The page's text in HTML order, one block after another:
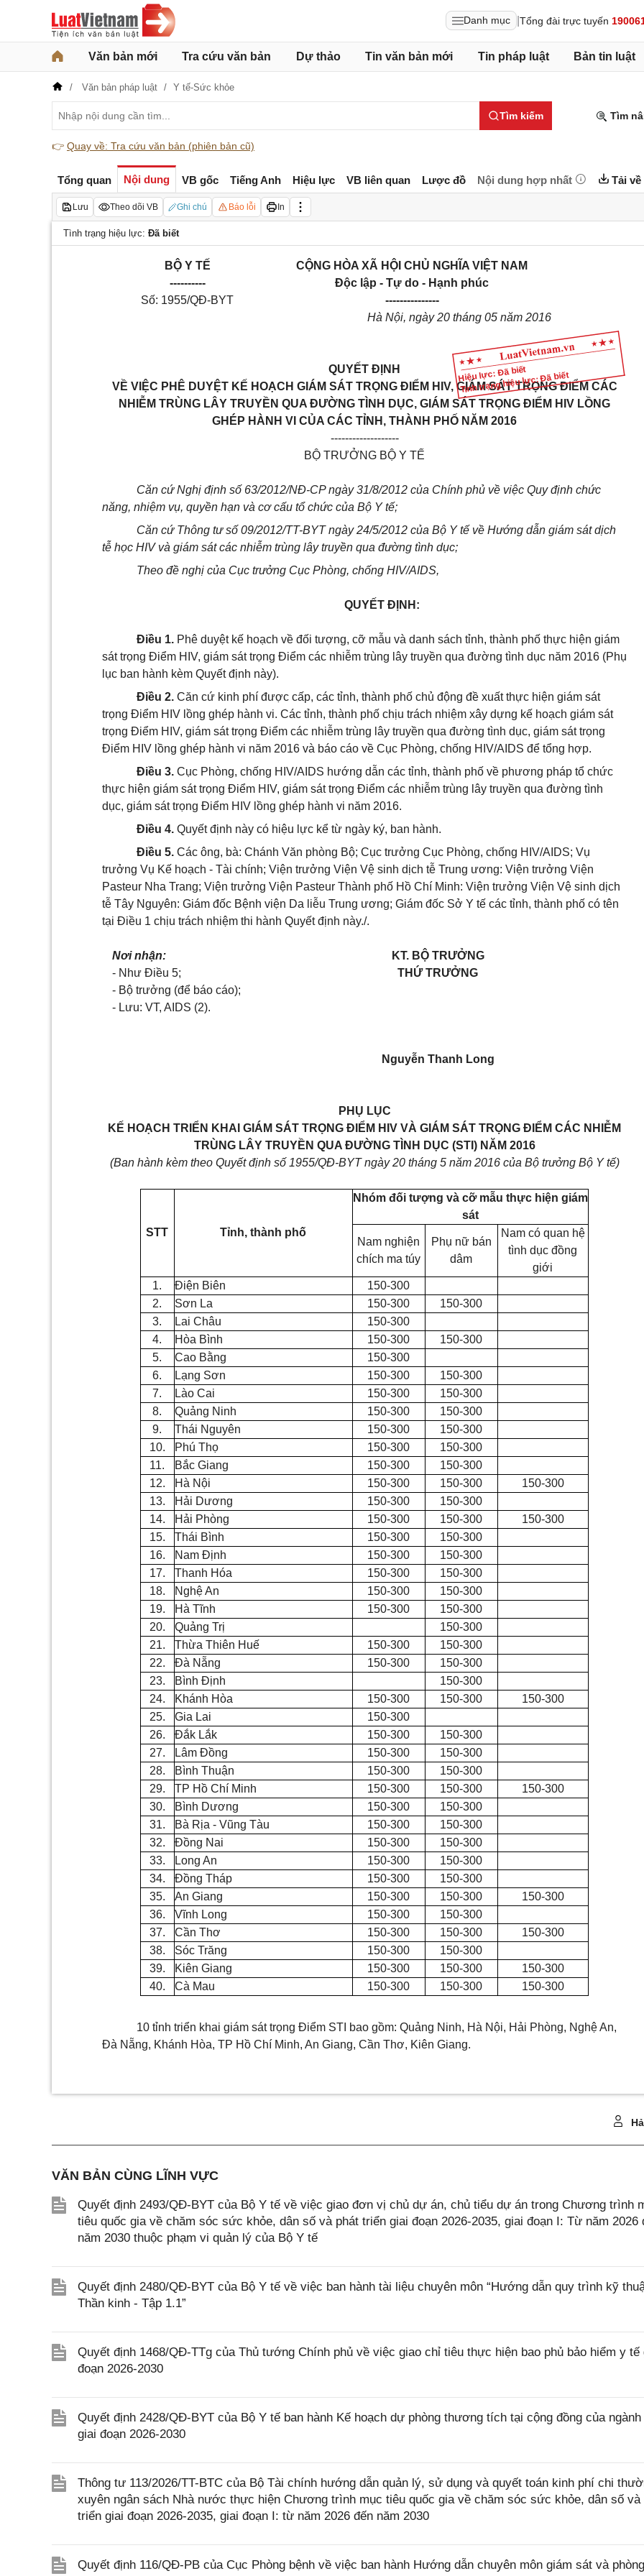
Danh mục Tổng đài trực tuyến
Văn bản mới Tra cứu văn bản Dự thảo Tin văn bản mới Tin pháp luật Bản tin luật
Văn bản pháp luật Y tế-Sức khỏe
Tìm kiếm Tìm
👉 Quay về: Tra cứu văn bản (phiên bản cũ)
Tổng quan Nội dung VB gốc Tiếng Anh Hiệu lực VB liên quan Lược đồ Nội dung hợp nhất Tải về
Lưu Theo dõi VB Ghi chú Báo lỗi In
Tình trạng hiệu lực: Đã biết
Hiệu lực: Đã biết
Tình trạng hiệu lực: Đã biết
BỘ Y TẾ
----------
Số: 1955/QĐ-BYT
CỘNG HÒA XÃ HỘI CHỦ NGHĨA VIỆT NAM
Độc lập - Tự do - Hạnh phúc
---------------
Hà Nội, ngày20 tháng 05 năm 2016
QUYẾT ĐỊNH
VỀ VIỆC PHÊ DUYỆT KẾ HOẠCH GIÁM SÁT TRỌNG ĐIỂM HIV, GIÁM SÁT TRỌNG ĐIỂM CÁC
NHIỄM TRÙNG LÂY TRUYỀN QUA ĐƯỜNG TÌNH DỤC, GIÁM SÁT TRỌNG ĐIỂM HIV LỒNG
GHÉP HÀNH VI CỦA CÁC TỈNH, THÀNH PHỐ NĂM 2016
-------------------
BỘ TRƯỞNG BỘ Y TẾ
Căn cứ Nghị định số 63/2012/NĐ-CP ngày 31/8/2012 của Chính phủ về việc Quy định chức
năng, nhiệm vụ, quyền hạn và cơ cấu tổ chức của Bộ Y tế;
Căn cứ Thông tư số 09/2012/TT-BYT ngày 24/5/2012 của Bộ Y tế về Hướng dẫn giám sát dịch
tễ học HIV và giám sát các nhiễm trùng lây truyền qua đường tình dục;
Theo đề nghị của Cục trưởng Cục Phòng, chống HIV/AIDS,
QUYẾT ĐỊNH:
Điều 1. Phê duyệt kế hoạch về đối tượng, cỡ mẫu và danh sách tỉnh, thành phố thực hiện giám
sát trọng Điểm HIV, giám sát trọng Điểm các nhiễm trùng lây truyền qua đường tình dục năm 2016 (Phụ
lục ban hành kèm Quyết định này).
Điều 2. Căn cứ kinh phí được cấp, các tỉnh, thành phố chủ động đề xuất thực hiện giám sát
trọng Điểm HIV lồng ghép hành vi. Các tỉnh, thành phố chịu trách nhiệm xây dựng kế hoạch giám sát
trọng Điểm HIV, giám sát trọng Điểm các nhiễm trùng l ây truyền qua đường tình dục, giám sát trọng
Điểm HIV lồng ghép hành vi năm 2016 và báo cáo về Cục Phòng, chống HIV/AIDS để tổng hợp.
Điều 3. Cục Phòng, chống HIV/AIDS hướng dẫn các tỉnh, thành phố về phương pháp tổ chức
thực hiện giám sáttrọng Điểm HIV, giám sáttrọng Điểm các nhiễm trùng lây truyền qua đường tình
dục, giám sát trọng Điểm HIV lồng ghép hành vi năm 2016.
Điều 4. Quyết định này có hiệu lực kể từ ngày ký, ban hành.
Điều 5. Các ông, bà: Chánh Văn phòng Bộ; Cục trưởng Cục Phòng, chống HIV/AIDS; Vụ
trưởng Vụ Kế hoạch - Tài chính; Viện trưởng Viện Vệ sinh dịch tễ Trung ương: Viện trưởng Viện
Pasteur Nha Trang; Viện trưởng Viện Pasteur Thành phố Hồ Chí Minh: Viện trưởng Viện Vệ sinh dịch
tễ Tây Nguyên: Giám đốc Bệnh viện Da liễu Trung ương; Giám đốc Sở Y tế các tỉnh, thành phố có tên
tại Điều 1 chịu trách nhiệm thi hành Quyết định này./.
Nơi nhận:
- Như Điều 5;
- Bộ trưởng (để báo cáo);
- Lưu: VT, AIDS (2).
KT. BỘ TRƯỞNG
THỨ TRƯỞNG
Nguyễn Thanh Long
PHỤ LỤC
KẾ HOẠCH TRIỂN KHAI GIÁM SÁT TRỌNG ĐIỂM HIV VÀ GIÁM SÁT TRỌNG ĐIỂM CÁC NHIỄM
TRÙNG LÂY TRUYỀN QUA ĐƯỜNG TÌNH DỤC (STI) NĂM 2016
(Ban hành kèm theo Quyết định số 1955/QĐ-BYT ngày 20 tháng5 năm 2016 của Bộ trưởng Bộ Ytế)
STT Tỉnh, thành phố
Nhóm đối tượng và cỡ mẫu thực hiện giám
sát
Nam nghiện
chích ma túy
Phụ nữ bán
dâm
Nam có quan hệ
tình dục đồng
giới
1.
Điện Biên
150-300
2.
Sơn La 150-300
150-300
3.
Lai Châu
150-300
4.
Hòa Bình 150-300
150-300
5.
Cao Bằng
150-300
6.
Lạng Sơn 150-300
150-300
7.
Lào Cai 150-300
150-300
8.
Quảng Ninh 150-300
150-300
9.
Thái Nguyên 150-300
150-300
10.
Phú Thọ 150-300
150-300
11.
Bắc Giang 150-300
150-300
12.
Hà Nội 150-300 150-300
150-300
13.
Hải Dương 150-300
150-300
14.
Hải Phòng 150-300 150-300
150-300
15.
Thái Bình 150-300
150-300
16. Nam Định 150-300
150-300
17.
Thanh Hóa 150-300
150-300
18.
NghệAn 150-300
150-300
19.
Hà Tĩnh 150-300
150-300
20.
Quảng Trị
150-300
21.
Thừa Thiên Huế 150-300
150-300
22.
Đà Nẵng 150-300
150-300
23.
Bình Định
150-300
24.
Khánh Hòa 150-300 150-300 150-300
25.
Gia Lai
150-300
26.
Đắk Lắk 150-300
150-300
27.
Lâm Đồng 150-300
150-300
28.
Bình Thuận 150-300
150-300
29.
TP HồChí Minh 150-300 150-300
150-300
30.
Bình Dương 150-300
150-300
31.
Bà Rịa - Vũng Tàu 150-300
150-300
32.
Đồng Nai 150-300
150-300
33.
Long An 150-300
150-300
34.
Đồng Tháp 150-300
150-300
35.
An Giang 150-300 150-300
150-300
36.
Vĩnh Long 150-300
150-300
37.
Cần Thơ 150-300 150-300
150-300
38.
Sóc Trăng 150-300
150-300
39.
Kiên Giang 150-300 150-300
150-300
40.
Cà Mau 150-300 150-300 150-300
10 tỉnh triển khai giám sáttrọng Điểm STI bao gồm: Quảng Ninh, Hà Nội, Hải Phòng, Nghệ An,
Đà Nẵng, Khánh Hòa, TP Hồ Chí Minh, An Giang, Cần Thơ, Kiên Giang.
VĂN BẢN CÙNG LĨNH VỰC
Quyết định 2493/QĐ-BYT của Bộ Y tế về việc giao đơn vị chủ dự án, chủ tiểu dự án trong Chương trình
tiêu quốc gia về chăm sóc sức khỏe, dân số và phát triển giai đoạn 2026-2035, giai đoạn I: Từ năm 2026
năm 2030 thuộc phạm vi quản lý của Bộ Y tế
Quyết định 2480/QĐ-BYT của Bộ Y tế về việc ban hành tài liệu chuyên môn “Hướng dẫn quy trình kỹ
Thần kinh - Tập 1.1”
Quyết định 1468/QĐ-TTg của Thủ tướng Chính phủ về việc giao chỉ tiêu thực hiện bao phủ bảo hiểm y tế
đoạn 2026-2030
Quyết định 2428/QĐ-BYT của Bộ Y tế ban hành Kế hoạch dự phòng thương tích tại cộng đồng của
giai đoạn 2026-2030
Thông tư 113/2026/TT-BTC của Bộ Tài chính hướng dẫn quản lý, sử dụng và quyết toán kinh phí chi
xuyên ngân sách Nhà nước thực hiện Chương trình mục tiêu quốc gia về chăm sóc sức khỏe, dân số và
triển giai đoạn 2026-2035, giai đoạn I: từ năm 2026 đến năm 2030
Quyết định 116/QĐ-PB của Cục Phòng bệnh về việc ban hành Hướng dẫn chuyên môn giám sát và